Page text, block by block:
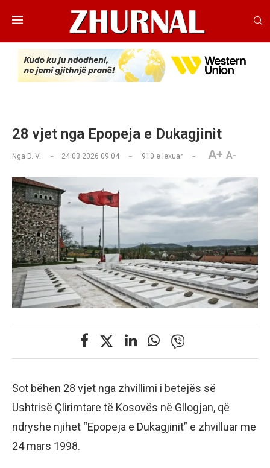
28 vjet nga Epopeja e Dukagjinit
Nga D. V. 24.03.2026 09:04 910 e lexuar A+ A-
Sot bëhen 28 vjet nga zhvillimi i betejës së
Ushtrisë Çlirimtare të Kosovës në Gllogjan, që
ndryshe njihet “Epopeja e Dukagjinit” e zhvilluar me
24 mars 1998.